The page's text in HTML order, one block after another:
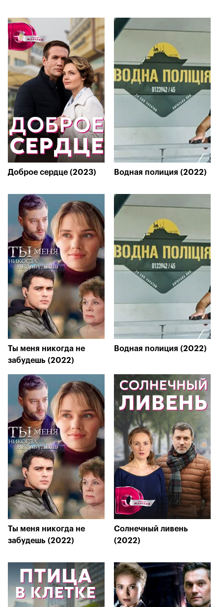
Доброе сердце (2023) Водная полиция (2022)
Ты меня никогда не
забудешь (2022)
Водная полиция (2022)
Ты меня никогда не
забудешь (2022)
Солнечный ливень
(2022)